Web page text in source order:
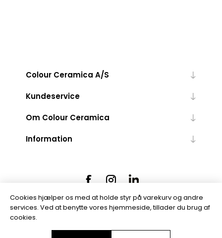
Colour Ceramica A/S
Kundeservice
Om Colour Ceramica
Information
Powered bynopCommerce
Cookies hjælper os med at holde styr på varekurv og andre
services. Ved at benytte vores hjemmeside, tillader du brug af
cookies.